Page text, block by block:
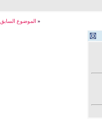
« الموضوع السابق